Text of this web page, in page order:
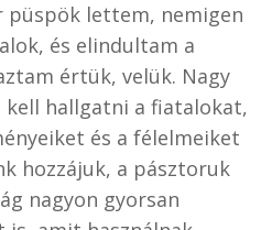
püspök lettem, nemigen
és elindultam a
értük, velük. Nagy
kell hallgatni a fiatalokat,
és a félelmeiket
hozzájuk, a pásztoruk
nagyon gyorsan